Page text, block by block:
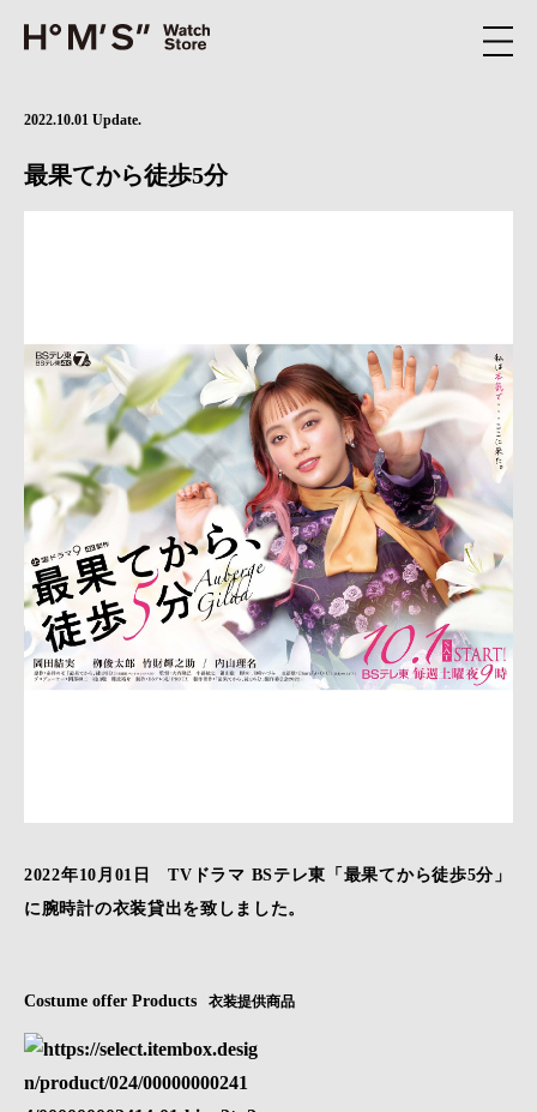
2022.10.01 Update.
最果てから徒歩5分
2022年10月01日 TVドラマ BSテレ東「最果てから徒歩5分」
に腕時計の衣装貸出を致しました。
Costume offer Products 衣装提供商品